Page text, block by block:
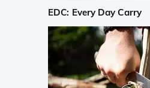
EDC: Every Day Carry